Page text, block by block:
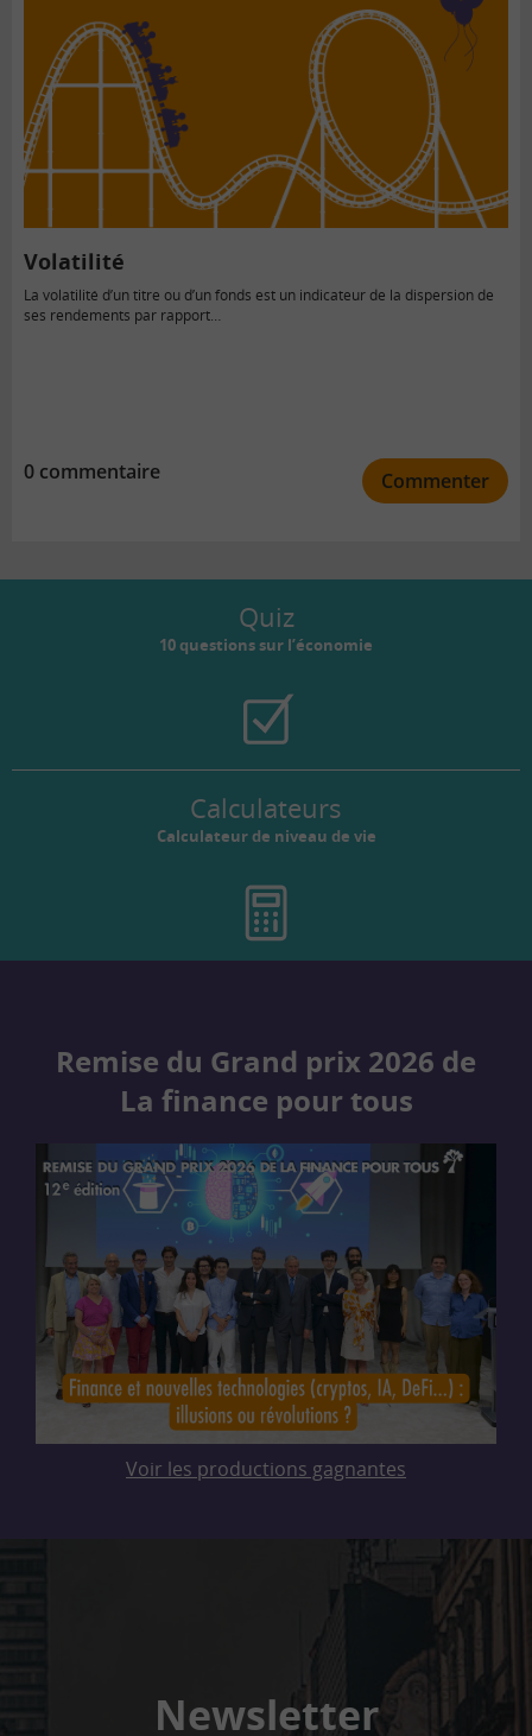
Volatilité
La volatilité d’un titre ou d’un fonds est un indicateur de la dispersion de
ses rendements par rapport…
0 commentaire Commenter
Quiz
10 questions sur l’économie
Calculateurs
Calculateur de niveau de vie
Remise du Grand prix 2026 de
La finance pour tous
Voir les productions gagnantes
Newsletter